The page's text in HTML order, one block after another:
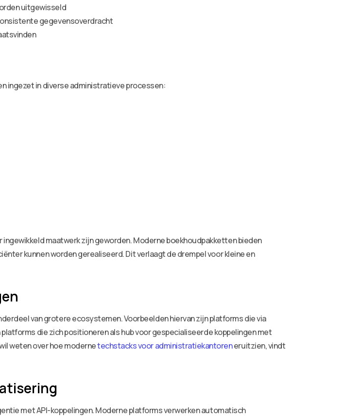
uitgewisseld
gegevensoverdracht
ingezet in diverse administratieve processen:
maatwerk zijn geworden. Moderne boekhoudpakketten bieden
kunnen worden gerealiseerd. Dit verlaagt de drempel voor kleine en
van grotere ecosystemen. Voorbeelden hiervan zijn platforms die via
die zich positioneren als hub voor gespecialiseerde koppelingen met
weten over hoe modernetechstacks voor administratiekantoreneruitzien, vindt
met API-koppelingen. Moderne platforms verwerken automatisch